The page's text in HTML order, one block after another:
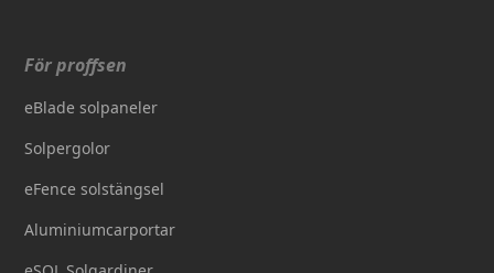
För proffsen
eBlade solpaneler
Solpergolor
eFence solstängsel
Aluminiumcarportar